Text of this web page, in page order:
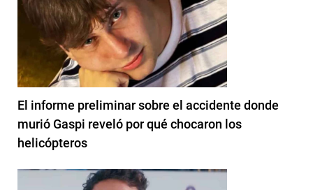
El informe preliminar sobre el accidente donde
murió Gaspi reveló por qué chocaron los
helicópteros